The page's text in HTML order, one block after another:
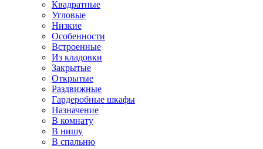
Квадратные
Угловые
Низкие
Особенности
Встроенные
Из кладовки
Закрытые
Открытые
Раздвижные
Гардеробные шкафы
Назначение
В комнату
В нишу
В спальню